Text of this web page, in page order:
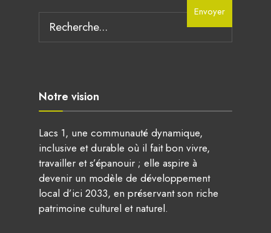
Search
for:
Envoyer
Notre vision
Lacs 1, une communauté dynamique,
inclusive et durable où il fait bon vivre,
travailler et s’épanouir ; elle aspire à
devenir un modèle de développement
local d’ici 2033, en préservant son riche
patrimoine culturel et naturel.